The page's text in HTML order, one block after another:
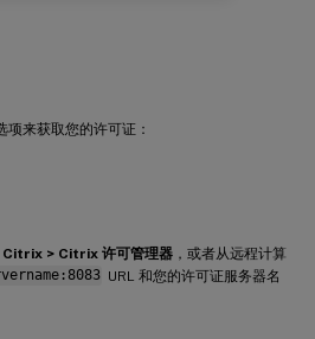
来获取您的许可证：
Citrix > Citrix 许可管理器 ，或者从远程计算
URL 和您的许可证服务器名